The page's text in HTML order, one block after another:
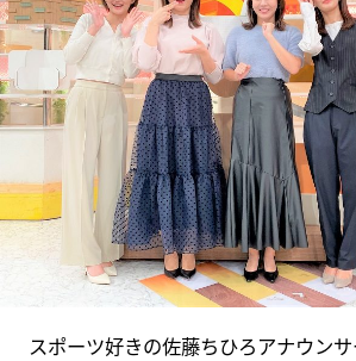
スポーツ好きの佐藤ちひろアナウン